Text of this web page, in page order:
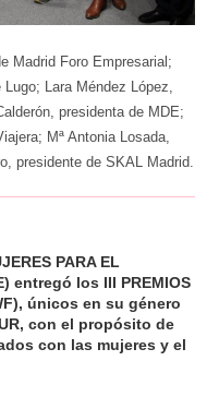
Madrid Foro Empresarial;
Lara Méndez López,
presidenta de MDE;
Mª Antonia Losada,
presidente de SKAL Madrid.
PARA EL
entregó los III PREMIOS
, únicos en su género
con el propósito de
con las mujeres y el